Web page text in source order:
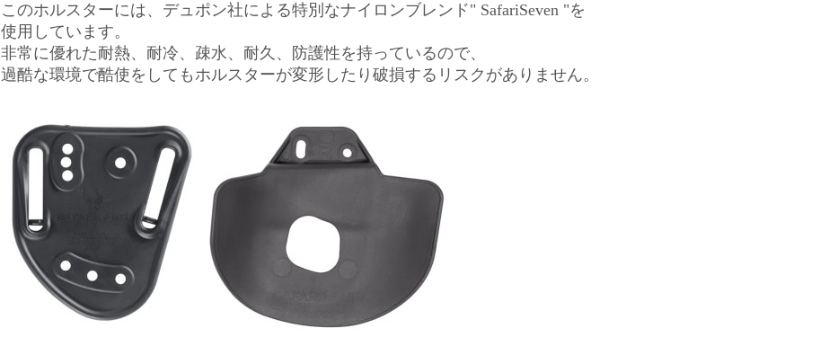
このホルスターには、デュポン社による特別なナイロンブレンド" SafariSeven "を
使用しています。
非常に優れた耐熱、耐冷、疎水、耐久、防護性を持っているので、
過酷な環境で酷使をしてもホルスターが変形したり破損するリスクがありません。